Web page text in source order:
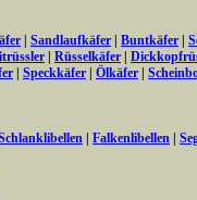
Sandlaufkäfer Buntkäfer
Rüsselkäfer
Speckkäfer Ölkäfer
Falkenlibellen